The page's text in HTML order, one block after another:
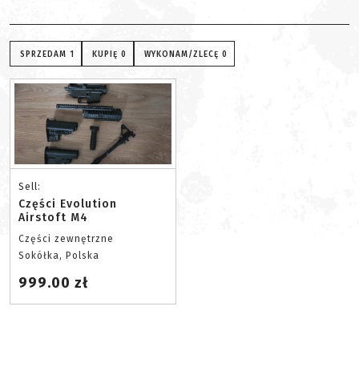
SPRZEDAM 1 KUPIĘ 0 WYKONAM/ZLECĘ 0
Sell:
Części Evolution
Airstoft M4
Części zewnętrzne
Sokółka, Polska
999.00 zł